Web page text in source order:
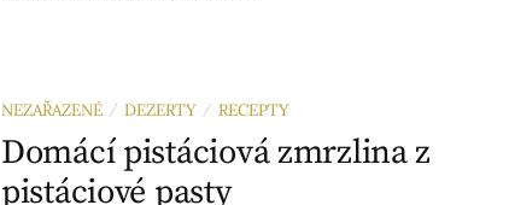
NEZAŘAZENÉ / DEZERTY / RECEPTY
Domácí pistáciová zmrzlina z
pistáciové pasty